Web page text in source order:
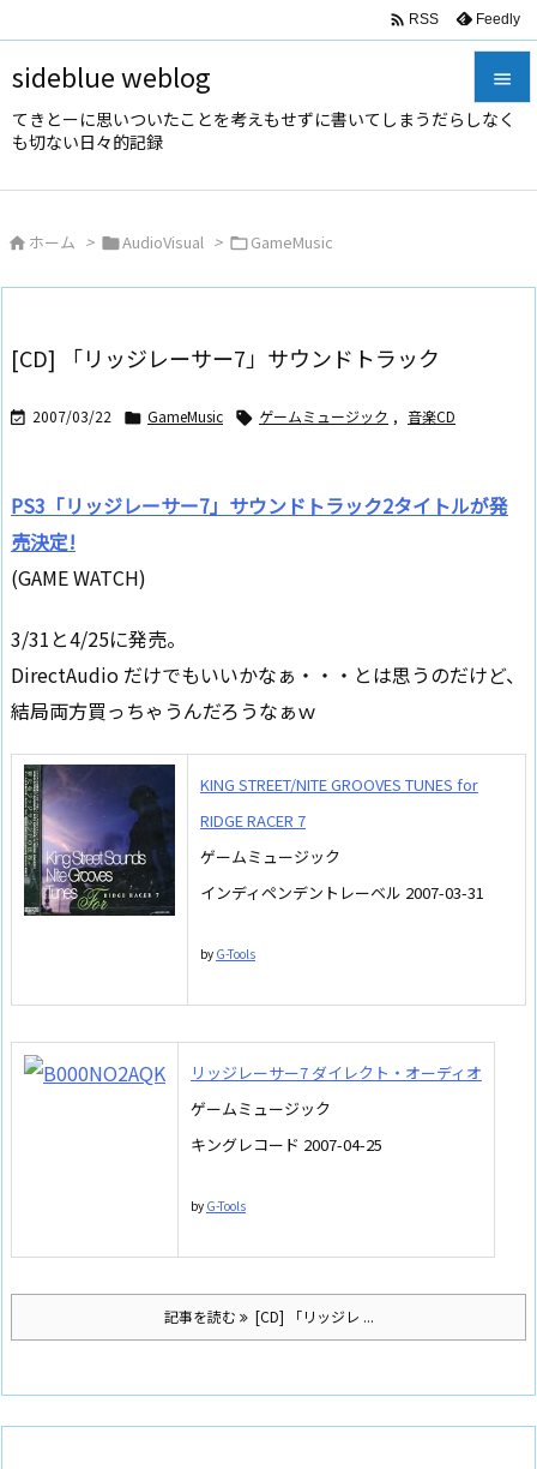
sideblue weblog
てきとーに思いついたことを考えもせずに書いてしまうだらしなく
も切ない日々的記録



 RSS Feedly
 ホーム > AudioVisual > GameMusic
[CD] 「リッジレーサー7」サウンドトラック
 2007/03/22  GameMusic  ゲームミュージック , 音楽CD
PS3「リッジレーサー7」サウンドトラック2タイトルが発
売決定!
(GAME WATCH)
3/31と4/25に発売。
DirectAudio だけでもいいかなぁ・・・とは思うのだけど、
結局両方買っちゃうんだろうなぁｗ
KING STREET/NITE GROOVES TUNES for
RIDGE RACER 7
ゲームミュージック
インディペンデントレーベル 2007-03-31
by G-Tools
リッジレーサー7 ダイレクト・オーディオ
ゲームミュージック
キングレコード 2007-04-25
by G-Tools
記事を読む [CD] 「リッジレ ...